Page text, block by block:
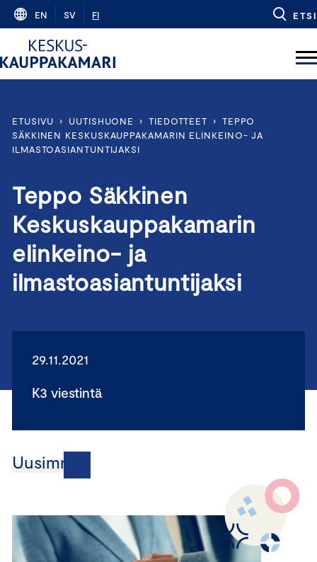
Skip
content
EN SV FI ETSI
ETUSIVU › UUTISHUONE › TIEDOTTEET › TEPPO
SÄKKINEN KESKUSKAUPPAKAMARIN ELINKEINO- JA
ILMASTOASIANTUNTIJAKSI
Teppo Säkkinen
Keskuskauppakamarin
elinkeino- ja
ilmastoasiantuntijaksi
29.11.2021
K3 viestintä
Uusimmat